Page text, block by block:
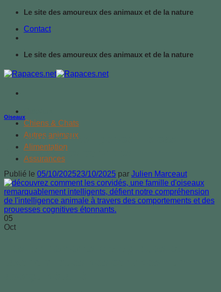
Passer
contenu
Le site des amoureux des animaux et de la nature
Contact
Le site des amoureux des animaux et de la nature
Chiens & Chats
Autres animaux
Alimentation
Assurances
Oiseaux
Oiseaux et intelligence : le cas
fascinant des corvidés
Publié le 05/10/202523/10/2025 par Julien Marceaut
05
Oct